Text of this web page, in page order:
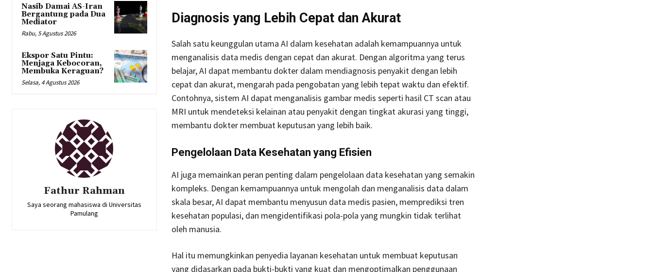
Nasib Damai AS-Iran
Bergantung pada Dua
Mediator
Rabu, 5 Agustus 2026
Ekspor Satu Pintu:
Menjaga Kebocoran,
Membuka Keraguan?
Selasa, 4 Agustus 2026
Fathur Rahman
Saya seorang mahasiswa di Universitas
Pamulang
Diagnosis yang Lebih Cepat dan Akurat
Salah satu keunggulan utama AI dalam kesehatan adalah kemampuannya untuk
menganalisis data medis dengan cepat dan akurat. Dengan algoritma yang terus
belajar, AI dapat membantu dokter dalam mendiagnosis penyakit dengan lebih
cepat dan akurat, mengarah pada pengobatan yang lebih tepat waktu dan efektif.
Contohnya, sistem AI dapat menganalisis gambar medis seperti hasil CT scan atau
MRI untuk mendeteksi kelainan atau penyakit dengan tingkat akurasi yang tinggi,
membantu dokter membuat keputusan yang lebih baik.
Pengelolaan Data Kesehatan yang Efisien
AI juga memainkan peran penting dalam pengelolaan data kesehatan yang semakin
kompleks. Dengan kemampuannya untuk mengolah dan menganalisis data dalam
skala besar, AI dapat membantu menyusun data medis pasien, memprediksi tren
kesehatan populasi, dan mengidentifikasi pola-pola yang mungkin tidak terlihat
oleh manusia.
Hal itu memungkinkan penyedia layanan kesehatan untuk membuat keputusan
yang didasarkan pada bukti-bukti yang kuat dan mengoptimalkan penggunaan